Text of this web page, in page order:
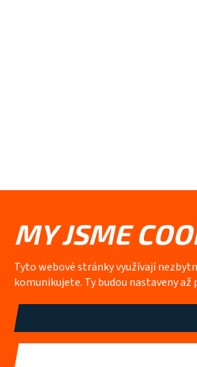
MY JSME
Tyto webové stránky využívají
komunikujete. Ty budou nastaveny